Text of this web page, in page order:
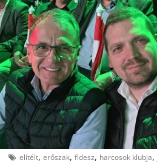
elítélt, erőszak, fidesz, harcosok klubja,